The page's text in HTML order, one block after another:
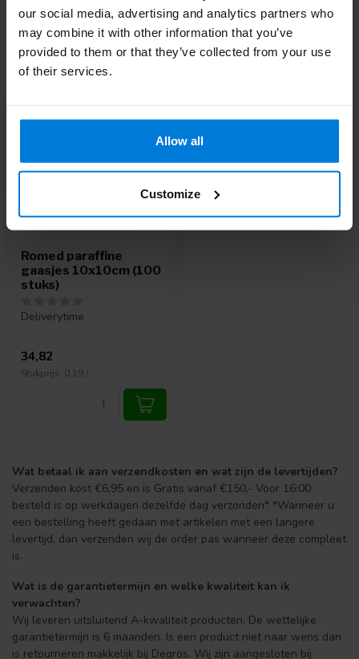
our social media, advertising and analytics partners who
may combine it with other information that you’ve
provided to them or that they’ve collected from your use
of their services.
Allow all
Customize
Recent bekeken
Romed paraffine
gaasjes 10x10cm (100
stuks)
Deliverytime
34,82
Stukprijs: 0,19 /
Wat betaal ik aan verzendkosten en wat zijn de levertijden?
Verzenden kost €6,95 en is Gratis vanaf €150,- Voor 16:00
besteld is op werkdagen dezelfde dag verzonden* *Wanneer u
een bestelling heeft gedaan met artikelen met een langere
levertijd, dan verzenden wij de order pas wanneer deze compleet
is.
Wat is de garantietermijn en welke kwaliteit kan ik
verwachten?
Wij leveren uitsluitend A-kwaliteit producten. De wettelijke
garantietermijn is 6 maanden. Is een product niet naar wens dan
is retourneren makkelijk bij Degros. Wij zijn aangesloten bij